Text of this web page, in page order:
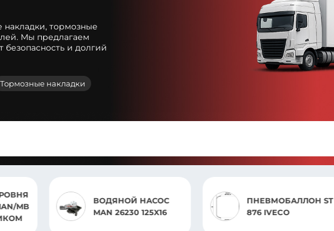
тормозные
Мы предлагаем
и долгий
Тормозные накладки
MB
ВОДЯНОЙ НАСОС
MAN 26230 125X16
ПНЕВМОБАЛЛОН ST
876 IVECO